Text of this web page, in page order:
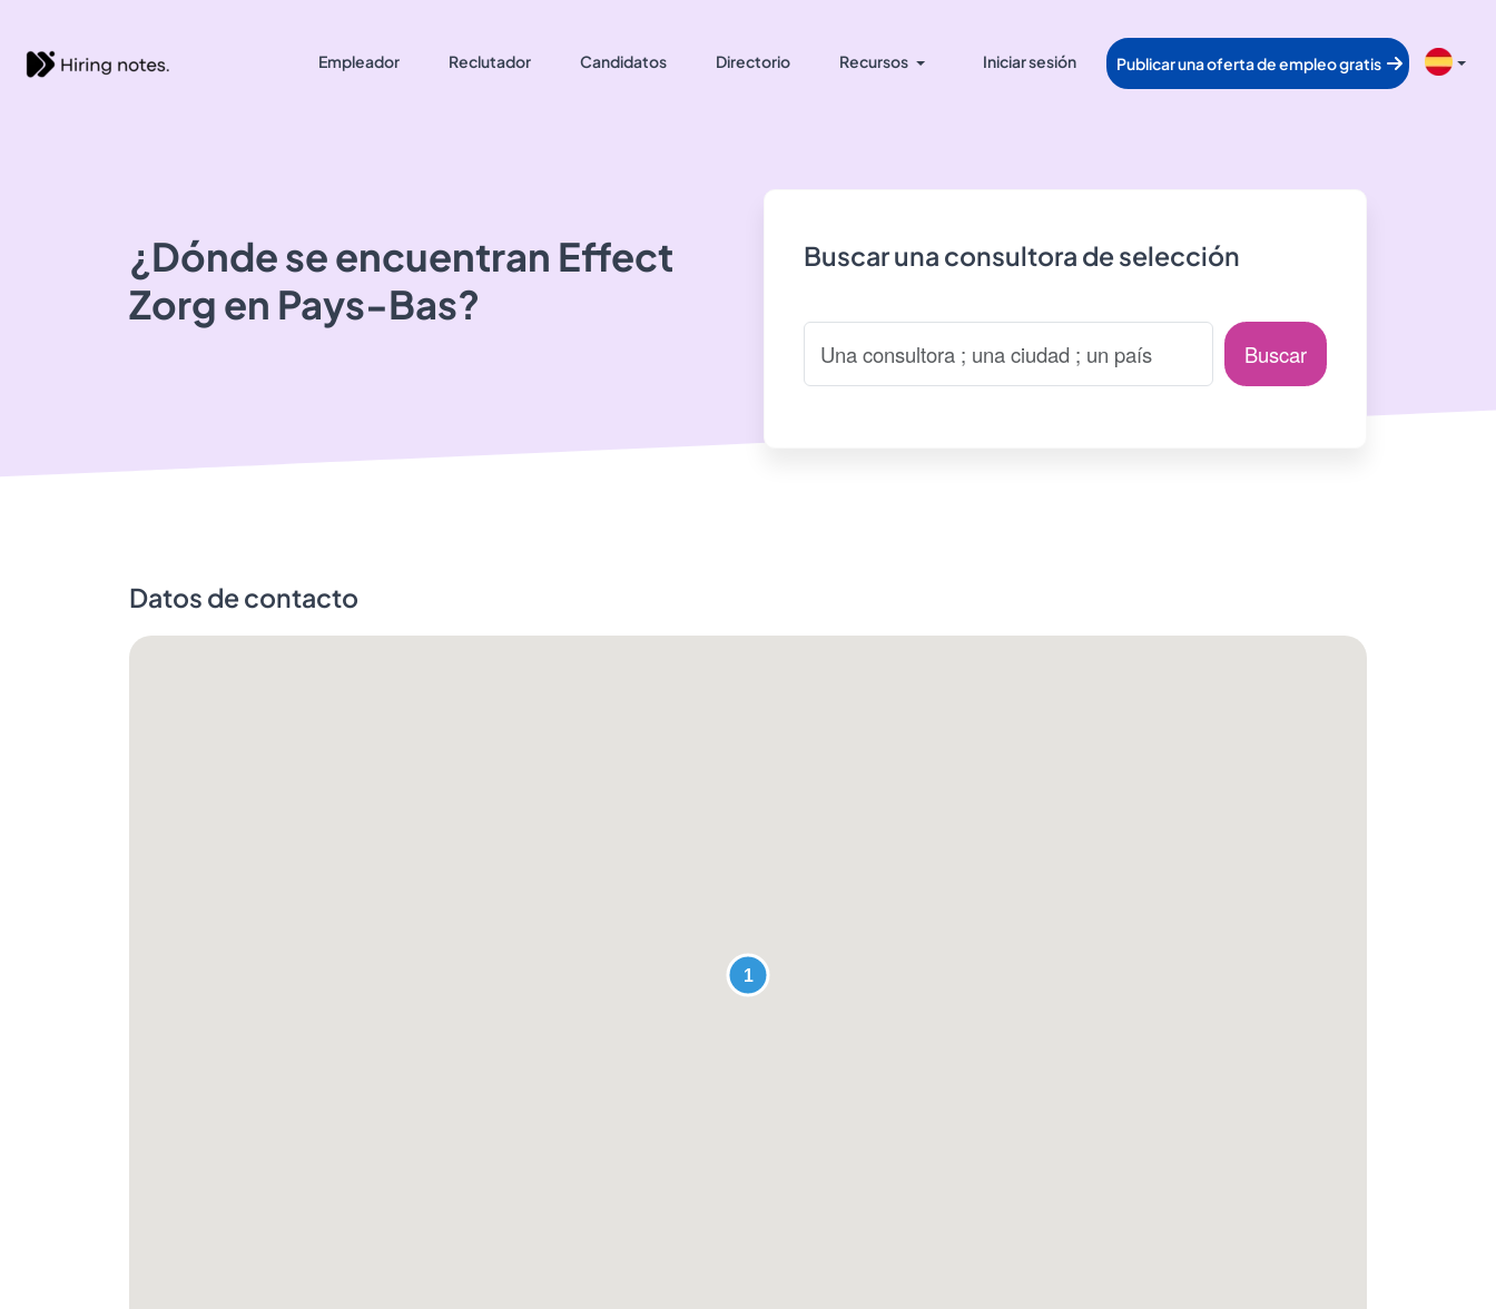
Empleador Reclutador Candidatos Directorio Recursos Iniciar sesión Publicar una oferta de empleo gratis
¿Dónde se encuentran Effect
Zorg en Pays-Bas?
Buscar una consultora de selección
Buscar
Datos de contacto